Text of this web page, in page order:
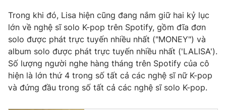
Khán giả
Giải sao mai
Âm nhạc
Sao
Du lịch
Làm đẹp
Chất lượng cuộc sống
Giáo dục
Tuyển sinh
Học trực tuyến
Công nghệ
Hitech Công nghệ tương lai
Giao lưu trực tuyến
Trong khi đó, Lisa hiện cũng đang nắm giữ hai kỷ lục
lớn về nghệ sĩ solo K-pop trên Spotify, gồm đĩa đơn
solo được phát trực tuyến nhiều nhất ("MONEY") và
album solo được phát trực tuyến nhiều nhất ('LALISA').
Số lượng người nghe hàng tháng trên Spotify của cô
hiện là lớn thứ 4 trong số tất cả các nghệ sĩ nữ K-pop
và đứng đầu trong số tất cả các nghệ sĩ solo K-pop.